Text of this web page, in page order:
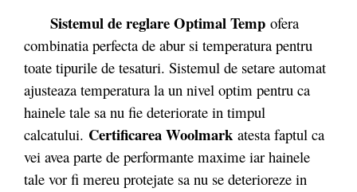
Sistemul de reglare Optimal Temp ofera
combinatia perfecta de abur si temperatura pentru
toate tipurile de tesaturi. Sistemul de setare automat
ajusteaza temperatura la un nivel optim pentru ca
hainele tale sa nu fie deteriorate in timpul
calcatului. Certificarea Woolmark atesta faptul ca
vei avea parte de performante maxime iar hainele
tale vor fi mereu protejate sa nu se deterioreze in